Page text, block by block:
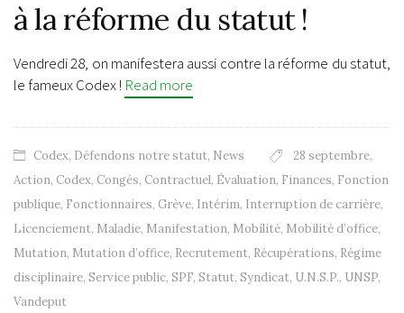
à la réforme du statut !
Vendredi 28, on manifestera aussi contre la réforme du statut,
le fameux Codex ! Read more
Codex, Défendons notre statut, News 28 septembre,
Action, Codex, Congés, Contractuel, Évaluation, Finances, Fonction
publique, Fonctionnaires, Grève, Intérim, Interruption de carrière,
Licenciement, Maladie, Manifestation, Mobilité, Mobilité d’office,
Mutation, Mutation d’office, Recrutement, Récupérations, Régime
disciplinaire, Service public, SPF, Statut, Syndicat, U.N.S.P., UNSP,
Vandeput